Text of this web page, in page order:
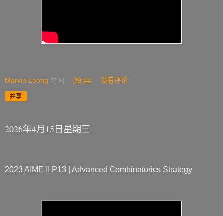
Marvin Loong 时间： 09:44 没有评论:
共享
2026年4月15日星期三
2023 AIME II P13 | Advanced Combinatorics Strategy